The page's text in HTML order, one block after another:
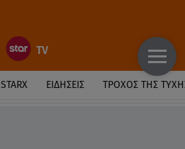
STARX ΕΙΔΉΣΕΙΣ ΤΡΟΧΌΣ ΤΗΣ